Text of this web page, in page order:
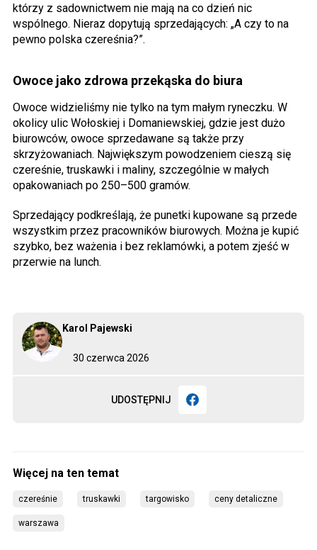
30 czerwca 2026
Karol Pajewski
UDOSTĘPNIJ
którzy z sadownictwem nie mają na co dzień nic
wspólnego. Nieraz dopytują sprzedających: „A czy to na
pewno polska czereśnia?”.
Owoce jako zdrowa przekąska do biura
Owoce widzieliśmy nie tylko na tym małym ryneczku. W
okolicy ulic Wołoskiej i Domaniewskiej, gdzie jest dużo
biurowców, owoce sprzedawane są także przy
skrzyżowaniach. Największym powodzeniem cieszą się
czereśnie, truskawki i maliny, szczególnie w małych
opakowaniach po 250–500 gramów.
Sprzedający podkreślają, że punetki kupowane są przede
wszystkim przez pracowników biurowych. Można je kupić
szybko, bez ważenia i bez reklamówki, a potem zjeść w
przerwie na lunch.
czereśnie truskawki targowisko ceny detaliczne
warszawa